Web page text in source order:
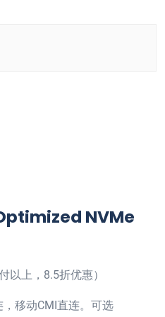
NVMe
以上，8.5折优惠）
移动CMI直连。可选